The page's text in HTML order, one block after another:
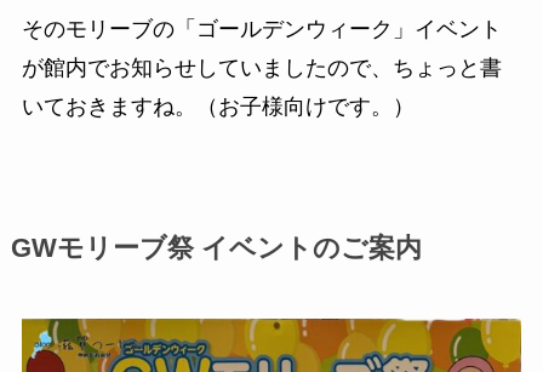
そのモリーブの「ゴールデンウィーク」イベント
が館内でお知らせしていましたので、ちょっと書
いておきますね。（お子様向けです。）
GWモリーブ祭 イベントのご案内